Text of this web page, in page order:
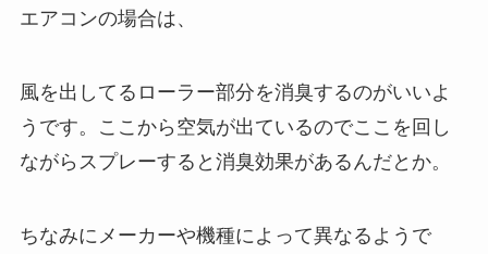
エアコンの場合は、
風を出してるローラー部分を消臭するのがいいよ
うです。ここから空気が出ているのでここを回し
ながらスプレーすると消臭効果があるんだとか。
ちなみにメーカーや機種によって異なるようで